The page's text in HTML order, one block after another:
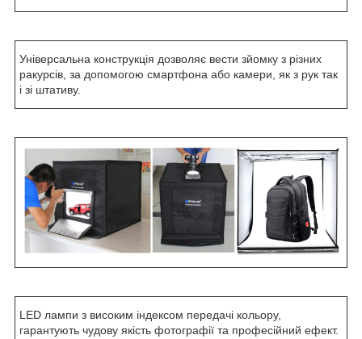
Універсальна конструкція дозволяє вести зйомку з різних
ракурсів, за допомогою смартфона або камери, як з рук так
і зі штативу.
LED лампи з високим індексом передачі кольору,
гарантують чудову якість фотографії та професійний ефект.